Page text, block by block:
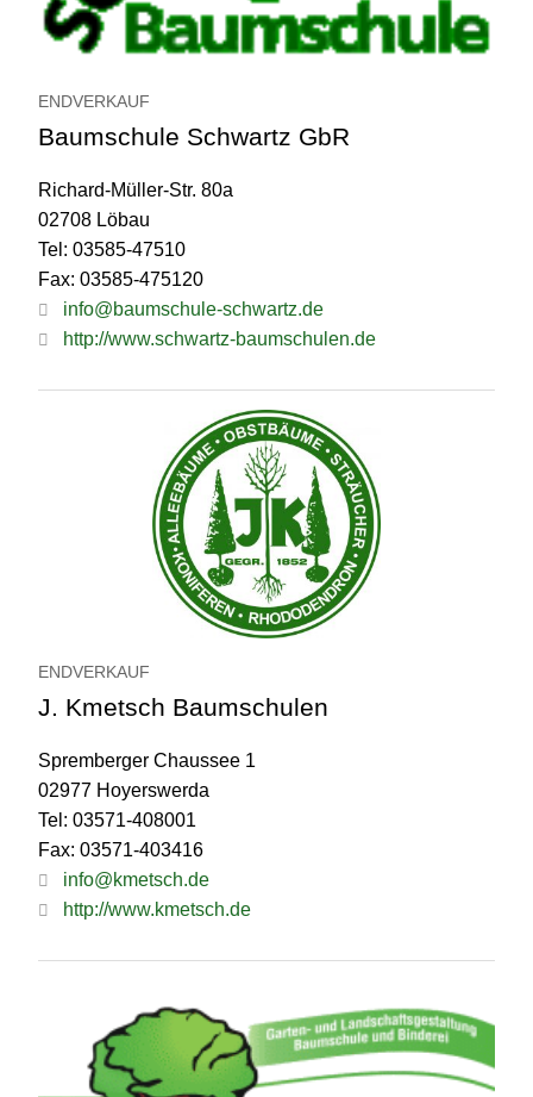
ENDVERKAUF
Baumschule Schwartz GbR
Richard-Müller-Str. 80a
02708 Löbau
Tel: 03585-47510
Fax: 03585-475120
info@baumschule-schwartz.de
http://www.schwartz-baumschulen.de
ENDVERKAUF
J. Kmetsch Baumschulen
Spremberger Chaussee 1
02977 Hoyerswerda
Tel: 03571-408001
Fax: 03571-403416
info@kmetsch.de
http://www.kmetsch.de